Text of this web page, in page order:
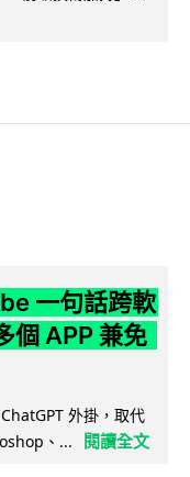
一句話跨軟
個 APP 兼免
外掛，取代
、...
閱讀全文